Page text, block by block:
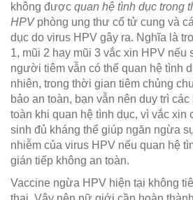
không được quan hệ tình dục trong
HPVphòng ung thư cổ tử cung và
dục do virus HPV gây ra. Nghĩa là
1, mũi 2 hay mũi 3 vắc xin HPV nếu
người tiêm vẫn có thể quan hệ tình
nhiên, trong thời gian tiêm chủng
bảo an toàn, bạn vẫn nên duy trì
toàn khi quan hệ tình dục, vì vắc xin
sinh đủ kháng thể giúp ngăn ngừa
nhiễm của virus HPV nếu quan hệ
gián tiếp không an toàn.
Vaccine ngừa HPV hiện tại không